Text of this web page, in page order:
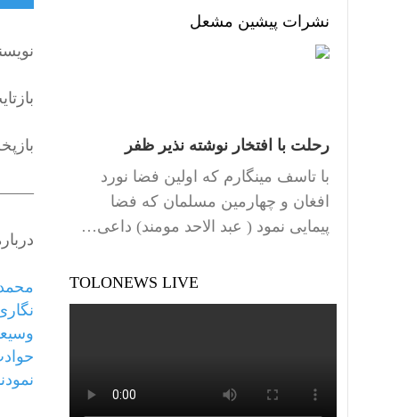
نشرات پیشین مشعل
رحلت با افتخار نوشته نذیر ظفر
با تاسف مینگارم که اولین فضا نورد
افغان و چهارمین مسلمان که فضا
پیمایی نمود ( عبد الاحد مومند) داعی…
TOLONEWS LIVE